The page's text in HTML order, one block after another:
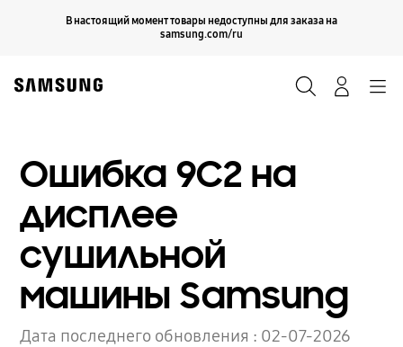
В настоящий момент товары недоступны для заказа на
samsung.com/ru
Продолжить
Ошибка 9C2 на
дисплее
сушильной
машины Samsung
Дата последнего обновления : 02-07-2026